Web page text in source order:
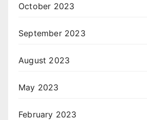
October 2023
September 2023
August 2023
May 2023
February 2023